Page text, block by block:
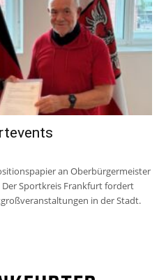
an Oberbürgermeister
Der Sportkreis Frankfurt fordert
in der Stadt.